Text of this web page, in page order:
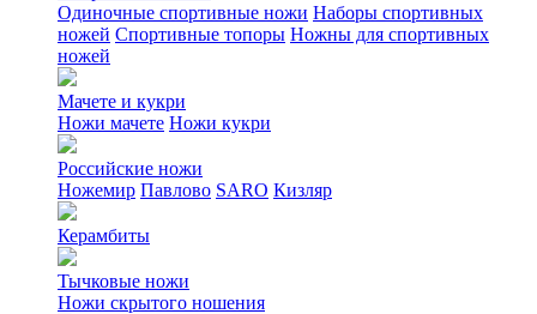
Одиночные спортивные ножи Наборы спортивных
ножей Спортивные топоры Ножны для спортивных
ножей
Мачете и кукри
Ножи мачете Ножи кукри
Российские ножи
Ножемир Павлово SARO Кизляр
Керамбиты
Тычковые ножи
Ножи скрытого ношения